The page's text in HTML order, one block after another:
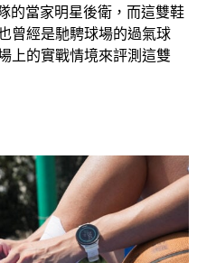
的當家明星後衛，而這雙鞋
曾經是馳騁球場的過氣球
上的實戰情境來評測這雙